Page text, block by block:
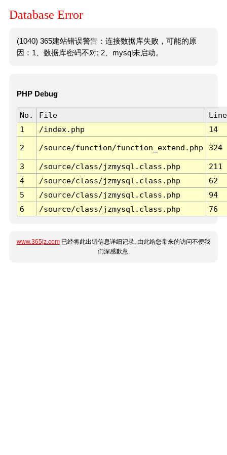
Database Error
(1040) 365建站错误警告：连接数据库失败，可能的原
因：1、数据库密码不对; 2、mysql未启动。
PHP Debug
No. File
Line
1
/index.php 14
2 /source/function/function_extend.php 324
3 /source/class/jzmysql.class.php
211
4
/source/class/jzmysql.class.php
62
5
/source/class/jzmysql.class.php
94
6
/source/class/jzmysql.class.php 76
www.365jz.com 已经将此出错信息详细记录, 由此给您带来的访问不便我
们深感歉意.